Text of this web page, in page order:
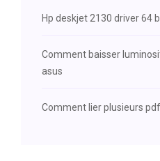
Hp deskjet 2130 driver 64
Comment baisser
asus
Comment lier plusieurs pdf